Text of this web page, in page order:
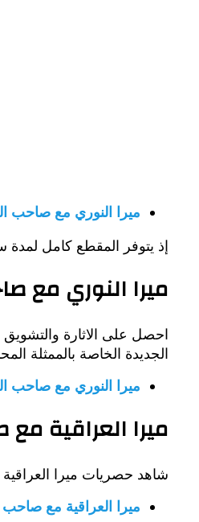
ميرا النوري مع صاحب
إذ يتوفر المقطع كامل
ميرا النوري مع
احصل على الاثارة
الجديدة الخاصة بالممثلة
ميرا النوري مع صاحب
ميرا العراقية
شاهد حصريات ميرا
ميرا العراقية مع صاحب